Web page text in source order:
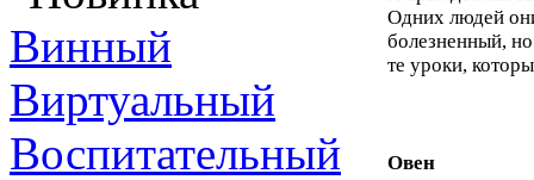
Винный
Виртуальный
Воспитательный
Одних людей
болезненный,
те уроки,
Овен